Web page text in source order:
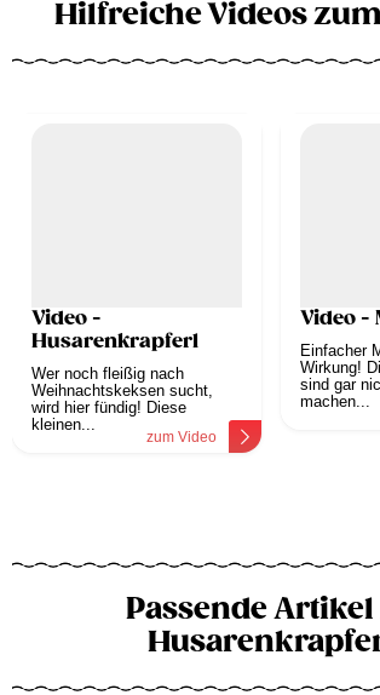
Hilfreiche Videos
Video -
Husarenkrapferl
Wer noch fleißig nach
Weihnachtskeksen sucht,
wird hier fündig! Diese
kleinen...
zum Video
Video -
Einfacher
Wirkung!
sind gar
machen...
Passende Artikel